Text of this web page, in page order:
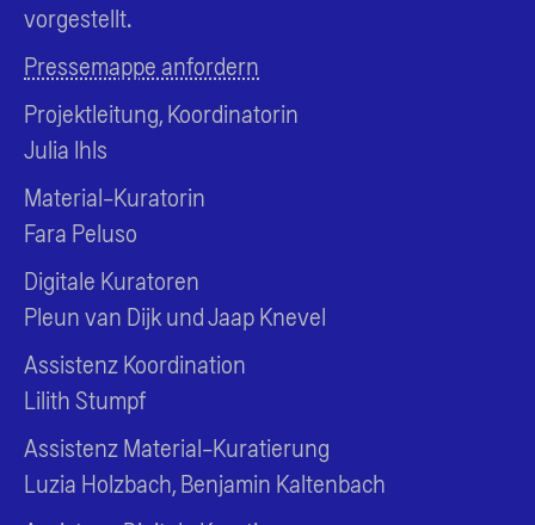
vorgestellt.
Pressemappe anfordern
Projektleitung, Koordinatorin
Julia Ihls
Material-Kuratorin
Fara Peluso
Digitale Kuratoren
Pleun van Dijk und Jaap Knevel
Assistenz Koordination
Lilith Stumpf
Assistenz Material-Kuratierung
Luzia Holzbach, Benjamin Kaltenbach